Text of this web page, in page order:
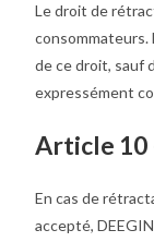
Le droit de
de ce droit, sauf
expressément
Article 10
En cas de
accepté,